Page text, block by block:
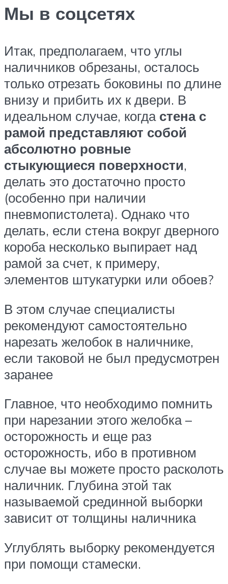
Мы в соцсетях
Итак, предполагаем, что углы
наличников обрезаны, осталось
только отрезать боковины по длине
внизу и прибить их к двери. В
идеальном случае, когда стена с
рамой представляют собой
абсолютно ровные
стыкующиеся поверхности,
делать это достаточно просто
(особенно при наличии
пневмопистолета). Однако что
делать, если стена вокруг дверного
короба несколько выпирает над
рамой за счет, к примеру,
элементов штукатурки или обоев?
В этом случае специалисты
рекомендуют самостоятельно
нарезать желобок в наличнике,
если таковой не был предусмотрен
заранее
Главное, что необходимо помнить
при нарезании этого желобка –
осторожность и еще раз
осторожность, ибо в противном
случае вы можете просто расколоть
наличник. Глубина этой так
называемой срединной выборки
зависит от толщины наличника
Углублять выборку рекомендуется
при помощи стамески.